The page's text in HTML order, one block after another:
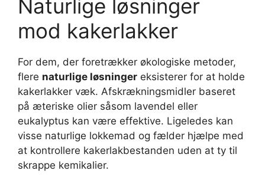
Naturlige løsninger
mod kakerlakker
For dem, der foretrækker økologiske metoder,
flere naturlige løsninger eksisterer for at holde
kakerlakker væk. Afskrækningsmidler baseret
på æteriske olier såsom lavendel eller
eukalyptus kan være effektive. Ligeledes kan
visse naturlige lokkemad og fælder hjælpe med
at kontrollere kakerlakbestanden uden at ty til
skrappe kemikalier.